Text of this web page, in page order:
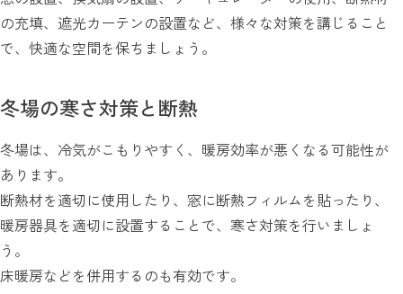
の充填、遮光カーテンの設置など、様々な対策を講じること
で、快適な空間を保ちましょう。
冬場の寒さ対策と断熱
冬場は、冷気がこもりやすく、暖房効率が悪くなる可能性が
あります。
断熱材を適切に使用したり、窓に断熱フィルムを貼ったり、
暖房器具を適切に設置することで、寒さ対策を行いましょ
う。
床暖房などを併用するのも有効です。